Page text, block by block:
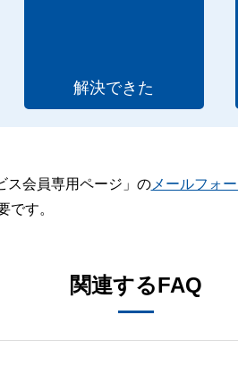
解決できた
ス会員専用ページ」のメールフォ
です。
関連するFAQ